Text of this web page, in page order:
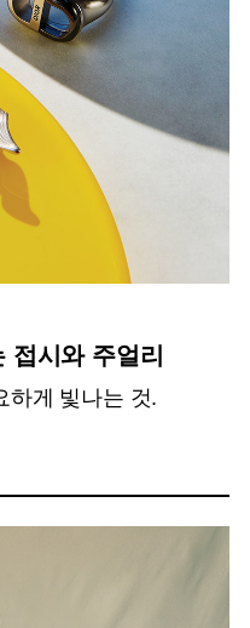
접시와 주얼리
하게 빛나는 것.